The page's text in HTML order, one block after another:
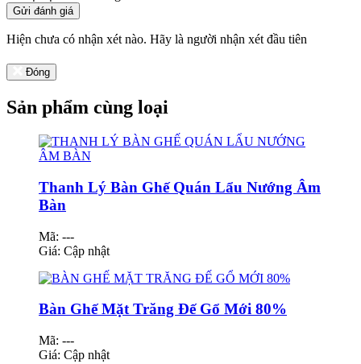
Gửi đánh giá
Hiện chưa có nhận xét nào. Hãy là người nhận xét đầu tiên
Đóng
Sản phẩm cùng loại
Thanh Lý Bàn Ghế Quán Lẩu Nướng Âm
Bàn
Mã: ---
Giá: Cập nhật
Bàn Ghế Mặt Trăng Đế Gổ Mới 80%
Mã: ---
Giá: Cập nhật